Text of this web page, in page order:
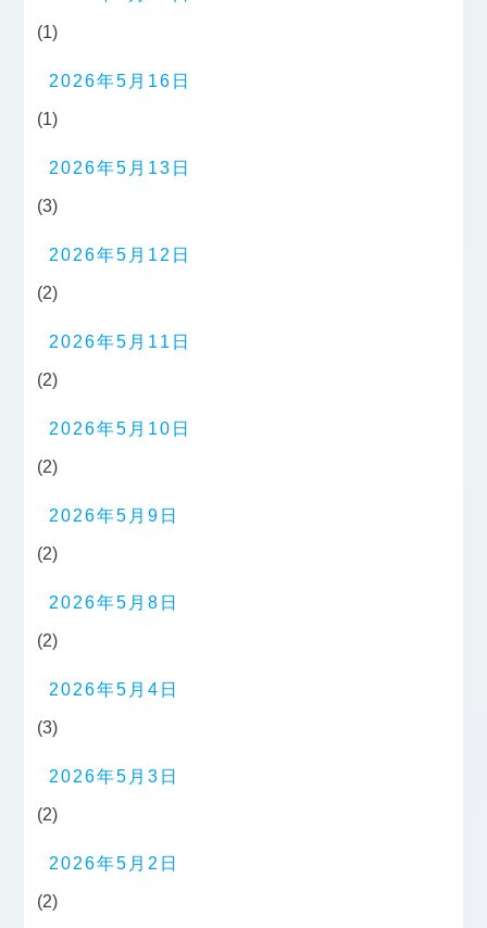
(1)
2026年5月16日
(1)
2026年5月13日
(3)
2026年5月12日
(2)
2026年5月11日
(2)
2026年5月10日
(2)
2026年5月9日
(2)
2026年5月8日
(2)
2026年5月4日
(3)
2026年5月3日
(2)
2026年5月2日
(2)